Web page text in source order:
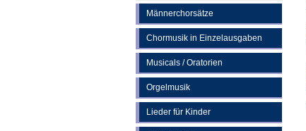
Männerchorsätze
Chormusik in Einzelausgaben
Musicals / Oratorien
Orgelmusik
Lieder für Kinder